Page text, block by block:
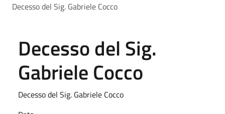
Decesso del Sig. Gabriele Cocco
Decesso del Sig.
Gabriele Cocco
Decesso del Sig. Gabriele Cocco